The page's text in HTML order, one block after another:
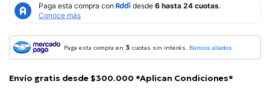
Paga esta compra en 3 cuotas sin interés. Bancos aliados
Envío gratis desde $300.000 *Aplican Condiciones*